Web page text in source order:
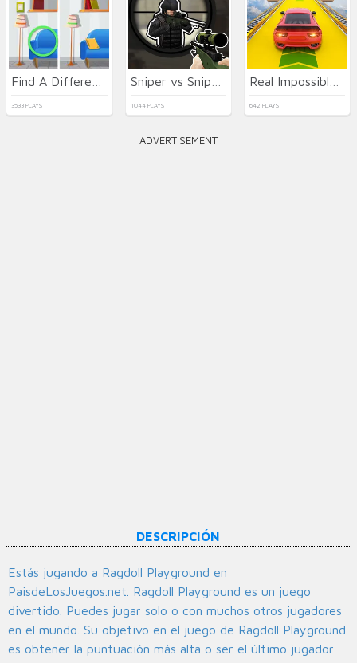
3533 PLAYS 1044 PLAYS 642 PLAYS
ADVERTISEMENT
DESCRIPCIÓN
Estás jugando a Ragdoll Playground en
PaisdeLosJuegos.net. Ragdoll Playground es un juego
divertido. Puedes jugar solo o con muchos otros jugadores
en el mundo. Su objetivo en el juego de Ragdoll Playground
es obtener la puntuación más alta o ser el último jugador